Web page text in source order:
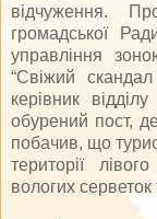
відчуження.
громадської
управління
“Свіжий
керівник
обурений пост,
побачив, що
території
вологих